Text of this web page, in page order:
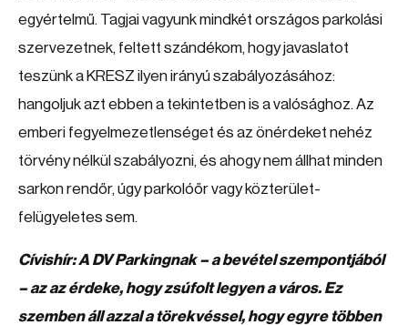
egyértelmű. Tagjai vagyunk mindkét országos parkolási
szervezetnek, feltett szándékom, hogy javaslatot
teszünk a KRESZ ilyen irányú szabályozásához:
hangoljuk azt ebben a tekintetben is a valósághoz. Az
emberi fegyelmezetlenséget és az önérdeket nehéz
törvény nélkül szabályozni, és ahogy nem állhat minden
sarkon rendőr, úgy parkolóőr vagy közterület-
felügyeletes sem.
Cívishír: A DV Parkingnak – a bevétel szempontjából
– az az érdeke, hogy zsúfolt legyen a város. Ez
szemben áll azzal a törekvéssel, hogy egyre többen